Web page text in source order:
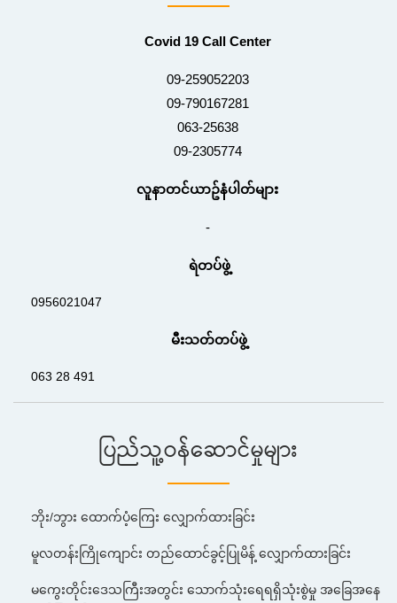
Covid 19 Call Center
09-259052203
09-790167281
063-25638
09-2305774
လူနာတင်ယာဥ်နံပါတ်များ
-
ရဲတပ်ဖွဲ့
0956021047
မီးသတ်တပ်ဖွဲ့
063 28 491
ပြည်သူ့ဝန်ဆောင်မှုများ
ဘိုး/ဘွား ထောက်ပံ့ကြေး လျှောက်ထားခြင်း
မူလတန်းကြိုကျောင်း တည်ထောင်ခွင့်ပြုမိန့် လျှောက်ထားခြင်း
မကွေးတိုင်းဒေသကြီးအတွင်း သောက်သုံးရေရရှိသုံးစွဲမှု အခြေအနေ